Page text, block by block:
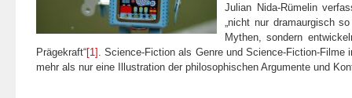
Julian Nida-Rümelin
„nicht nur dramaurgisch
Mythen, sondern
Prägekraft“[1] . Science-Fiction als Genre und Science-Fiction-Filme
mehr als nur eine Illustration der philosophischen Argumente und